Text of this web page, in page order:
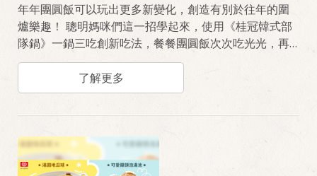
年年團圓飯可以玩出更多新變化，創造有別於往年的圍
爐樂趣！ 聰明媽咪們這一招學起來，使用《桂冠韓式部
隊鍋》一鍋三吃創新吃法，餐餐團圓飯次次吃光光，再
也不煩惱剩下來的菜怎麼辦！ 作法很難嗎？一點都不！
筆記拿出來，上課學做菜囉～
了解更多